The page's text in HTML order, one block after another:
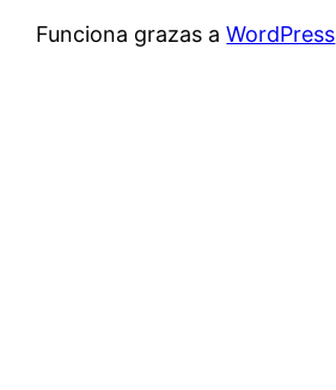
Funciona grazas aWordPress